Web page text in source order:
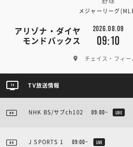
メジャーリーグ
アリゾナ・ダイヤ
モンドバックス
2026.08.09
09:10
チェイス・フィー
TV放送情報
NHK BS/サブch102 09:00~ LIVE
J SPORTS 1 09:00~ LIVE